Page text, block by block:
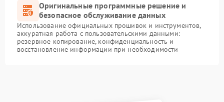
Оригинальные программные решение и
безопасное обслуживание данных
Использование официальных прошивок и инструментов,
аккуратная работа с пользовательскими данными:
резервное копирование, конфиденциальность и
восстановление информации при необходимости